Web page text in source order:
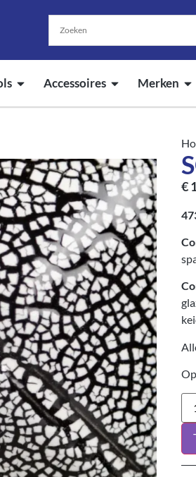
Accessoires Merken
€